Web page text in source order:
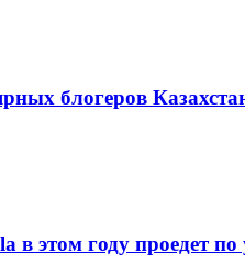
блогеров
в этом году проедет